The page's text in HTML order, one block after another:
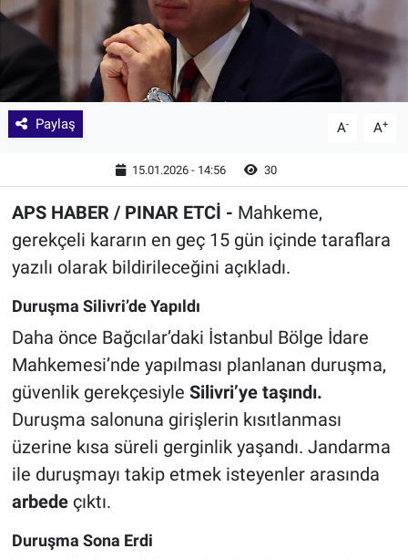
Paylaş A- A+
15.01.2026 - 14:56 30
APS HABER / PINAR ETCİ - Mahkeme,
gerekçeli kararın en geç 15 gün içinde taraflara
yazılı olarak bildirileceğini açıkladı.
Duruşma Silivri’de Yapıldı
Daha önce Bağcılar’daki İstanbul Bölge İdare
Mahkemesi’nde yapılması planlanan duruşma,
güvenlik gerekçesiyle Silivri’ye taşındı.
Duruşma salonuna girişlerin kısıtlanması
üzerine kısa süreli gerginlik yaşandı. Jandarma
ile duruşmayı takip etmek isteyenler arasında
arbedeçıktı.
Duruşma Sona Erdi